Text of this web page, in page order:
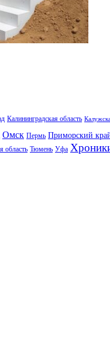
Калининградская область
Омск Пермь Приморский
область Тюмень Уфа